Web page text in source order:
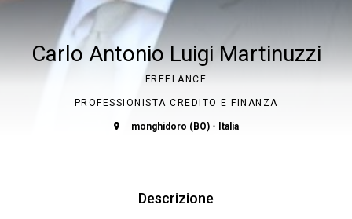
Carlo Antonio Luigi Martinuzzi
FREELANCE
PROFESSIONISTA CREDITO E FINANZA
monghidoro (BO) - Italia
Descrizione